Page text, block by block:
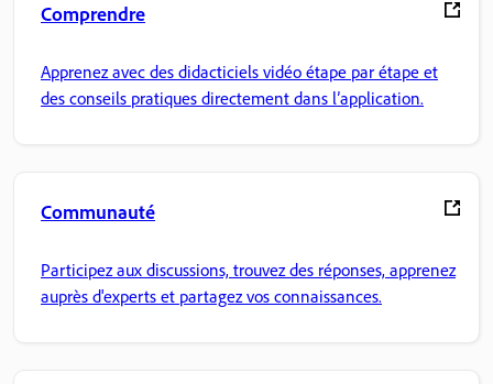
Comprendre
Apprenez avec des didacticiels vidéo étape par étape et
des conseils pratiques directement dans l’application.
Communauté
Participez aux discussions, trouvez des réponses, apprenez
auprès d'experts et partagez vos connaissances.